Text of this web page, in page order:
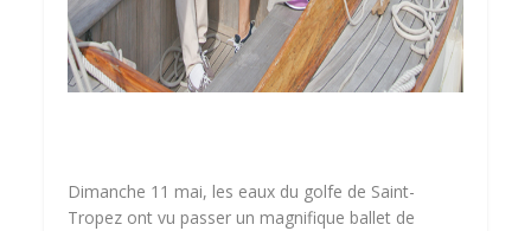
Dimanche 11 mai, les eaux du golfe de Saint-
Tropez ont vu passer un magnifique ballet de